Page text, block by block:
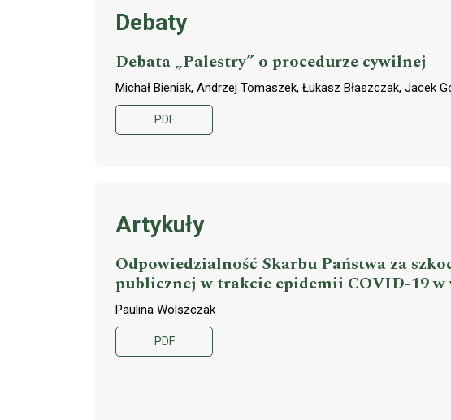
Debaty
Debata „Palestry” o procedurze cywilnej
Michał Bieniak, Andrzej Tomaszek, Łukasz Błaszczak, Jacek
PDF
Artykuły
Odpowiedzialność Skarbu Państwa za
publicznej w trakcie epidemii COVID-19
Paulina Wolszczak
PDF